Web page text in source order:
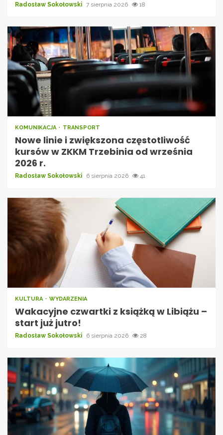
Radosław Sokołowski 7 sierpnia 2026 18
KOMUNIKACJA TRANSPORT
Nowe linie i zwiększona częstotliwość
kursów w ZKKM Trzebinia od września
2026 r.
Radosław Sokołowski 6 sierpnia 2026 41
KULTURA WYDARZENIA
Wakacyjne czwartki z książką w Libiążu –
start już jutro!
Radosław Sokołowski 6 sierpnia 2026 28